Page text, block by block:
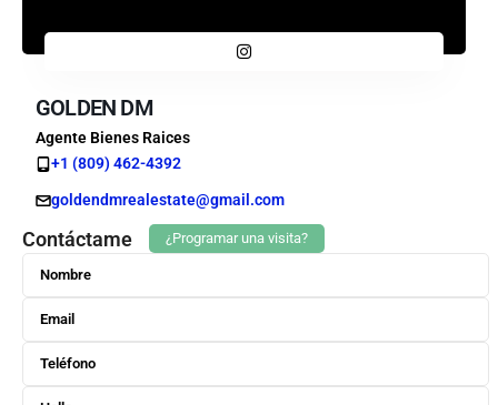
GOLDEN DM
Agente Bienes Raices
+1 (809) 462-4392
goldendmrealestate@gmail.com
Contáctame ¿Programar una visita?